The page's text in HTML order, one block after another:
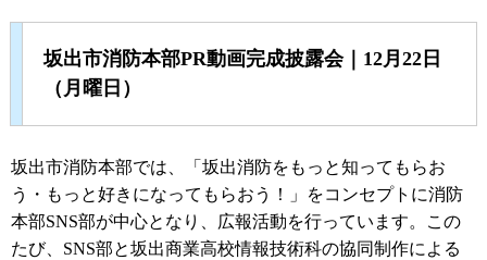
坂出市消防本部PR動画完成披露会｜12月22日
（月曜日）
坂出市消防本部では、「坂出消防をもっと知ってもらお
う・もっと好きになってもらおう！」をコンセプトに消防
本部SNS部が中心となり、広報活動を行っています。この
たび、SNS部と坂出商業高校情報技術科の協同制作による